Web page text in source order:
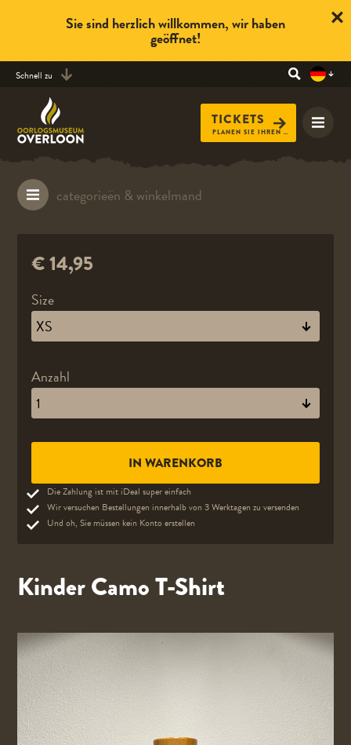
Schnell zu
TICKETS
PLANEN SIE IHREN BESUCH
Kinder Camo T-Shirt
€ 14,95
Size
Anzahl
Die Zahlung ist mit iDeal super einfach
Wir versuchen Bestellungen innerhalb von 3 Werktagen zu versenden
Und oh, Sie müssen kein Konto erstellen
Sie sind herzlich willkommen, wir haben
geöffnet!